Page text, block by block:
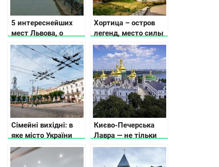
5 интереснейших
мест Львова, о
которых не
расскажут
путеводители
Хортица – остров
легенд, место силы
и казацкой истории
Сімейні вихідні: в
яке місто України
поїхати з дітьми
Києво-Печерська
Лавра — не тільки
про релігію та